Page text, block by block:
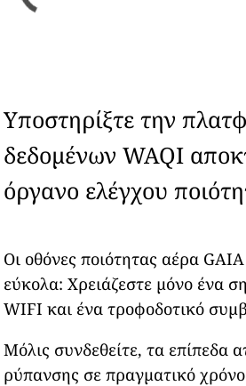
Υποστηρίξτε την
δεδομένων WAQI
όργανο ελέγχου
Οι οθόνες ποιότητας αέρα
εύκολα: Χρειάζεστε μόνο ένα
WIFI και ένα τροφοδοτικό
Μόλις συνδεθείτε, τα επίπεδα
ρύπανσης σε πραγματικό